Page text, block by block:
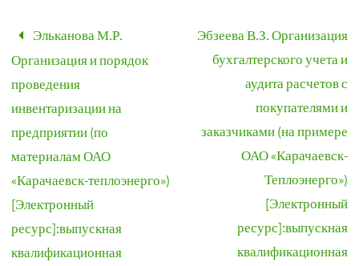
Эльканова М.Р.
Организация и порядок
проведения
инвентаризации на
предприятии (по
материалам ОАО
«Карачаевск-теплоэнерго»)
[Электронный
ресурс]:выпускная
квалификационная
Эбзеева В.З. Организация
бухгалтерского учета и
аудита расчетов с
покупателями и
заказчиками (на примере
ОАО «Карачаевск-
Теплоэнерго»)
[Электронный
ресурс]:выпускная
квалификационная